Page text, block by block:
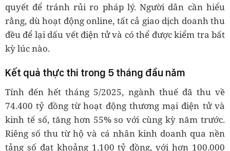
quyết để tránh rủi ro pháp lý. Người dân cần hiểu
rằng, dù hoạt động online, tất cả giao dịch doanh thu
đều để lại dấu vết điện tử và có thể được kiểm tra bất
kỳ lúc nào.
Kết quả thực thi trong 5 tháng đầu năm
Tính đến hết tháng 5/2025, ngành thuế đã thu về
74.400 tỷ đồng từ hoạt động thương mại điện tử và
kinh tế số, tăng hơn 55% so với cùng kỳ năm trước.
Riêng số thu từ hộ và cá nhân kinh doanh qua nền
tảng số đạt khoảng 1.100 tỷ đồng, với hơn 100.000